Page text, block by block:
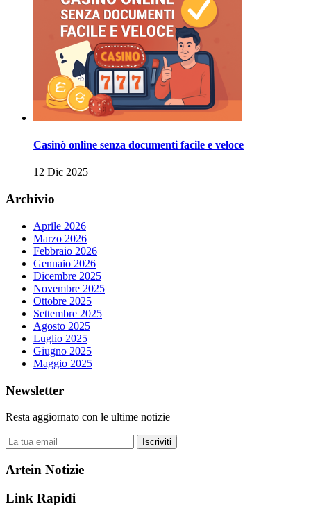
Casinò online senza documenti facile e veloce
12 Dic 2025
Archivio
Aprile 2026
Marzo 2026
Febbraio 2026
Gennaio 2026
Dicembre 2025
Novembre 2025
Ottobre 2025
Settembre 2025
Agosto 2025
Luglio 2025
Giugno 2025
Maggio 2025
Newsletter
Resta aggiornato con le ultime notizie
Iscriviti
Artein Notizie
Link Rapidi